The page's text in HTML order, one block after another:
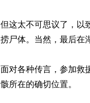
但这太不可思议了，以
捞尸体。当然，最后在
面对各种传言，参加救
骸所在的确切位置。